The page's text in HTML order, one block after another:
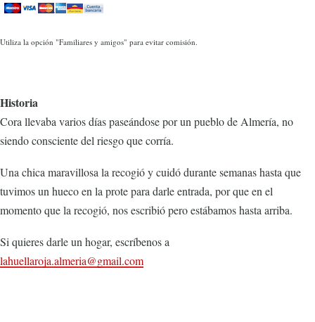
Utiliza la opción "Familiares y amigos" para evitar comisión.
Historia
Cora llevaba varios días paseándose por un pueblo de Almería, no
siendo consciente del riesgo que corría.
Una chica maravillosa la recogió y cuidó durante semanas hasta que
tuvimos un hueco en la prote para darle entrada, por que en el
momento que la recogió, nos escribió pero estábamos hasta arriba.
Si quieres darle un hogar, escríbenos a
lahuellaroja.almeria@gmail.com